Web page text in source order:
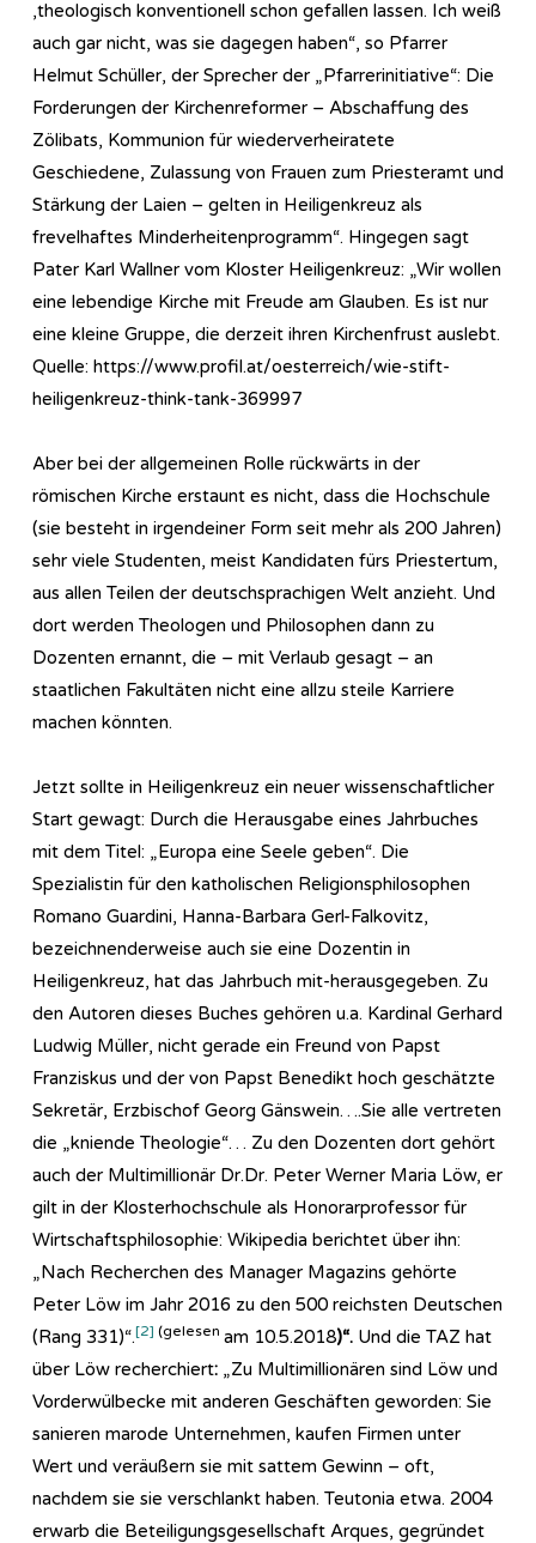
,theologisch konventionell schon gefallen lassen. Ich weiß
auch gar nicht, was sie dagegen haben“, so Pfarrer
Helmut Schüller, der Sprecher der „Pfarrerinitiative“: Die
Forderungen der Kirchenreformer – Abschaffung des
Zölibats, Kommunion für wiederverheiratete
Geschiedene, Zulassung von Frauen zum Priesteramt und
Stärkung der Laien – gelten in Heiligenkreuz als
frevelhaftes Minderheitenprogramm“. Hingegen sagt
Pater Karl Wallner vom Kloster Heiligenkreuz: „Wir wollen
eine lebendige Kirche mit Freude am Glauben. Es ist nur
eine kleine Gruppe, die derzeit ihren Kirchenfrust auslebt.
Quelle: https://www.profil.at/oesterreich/wie-stift-
heiligenkreuz-think-tank-369997
Aber bei der allgemeinen Rolle rückwärts in der
römischen Kirche erstaunt es nicht, dass die Hochschule
(sie besteht in irgendeiner Form seit mehr als 200 Jahren)
sehr viele Studenten, meist Kandidaten fürs Priestertum,
aus allen Teilen der deutschsprachigen Welt anzieht. Und
dort werden Theologen und Philosophen dann zu
Dozenten ernannt, die – mit Verlaub gesagt – an
staatlichen Fakultäten nicht eine allzu steile Karriere
machen könnten.
Jetzt sollte in Heiligenkreuz ein neuer wissenschaftlicher
Start gewagt: Durch die Herausgabe eines Jahrbuches
mit dem Titel: „Europa eine Seele geben“. Die
Spezialistin für den katholischen Religionsphilosophen
Romano Guardini, Hanna-Barbara Gerl-Falkovitz,
bezeichnenderweise auch sie eine Dozentin in
Heiligenkreuz, hat das Jahrbuch mit-herausgegeben. Zu
den Autoren dieses Buches gehören u.a. Kardinal Gerhard
Ludwig Müller, nicht gerade ein Freund von Papst
Franziskus und der von Papst Benedikt hoch geschätzte
Sekretär, Erzbischof Georg Gänswein….Sie alle vertreten
die „kniende Theologie“… Zu den Dozenten dort gehört
auch der Multimillionär Dr.Dr. Peter Werner Maria Löw, er
gilt in der Klosterhochschule als Honorarprofessor für
Wirtschaftsphilosophie: Wikipedia berichtet über ihn:
„Nach Recherchen des Manager Magazins gehörte
Peter Löw im Jahr 2016 zu den 500 reichsten Deutschen
(Rang 331)“.[2] (gelesen am 10.5.2018)“. Und die TAZ hat
über Löw recherchiert: „Zu Multimillionären sind Löw und
Vorderwülbecke mit anderen Geschäften geworden: Sie
sanieren marode Unternehmen, kaufen Firmen unter
Wert und veräußern sie mit sattem Gewinn – oft,
nachdem sie sie verschlankt haben. Teutonia etwa. 2004
erwarb die Beteiligungsgesellschaft Arques, gegründet